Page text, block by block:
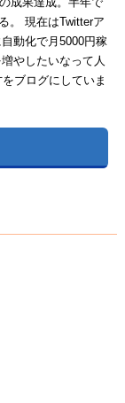
。 現在はTwitterア
動化で月5000円稼
やしたいなって人
ブログにしていま